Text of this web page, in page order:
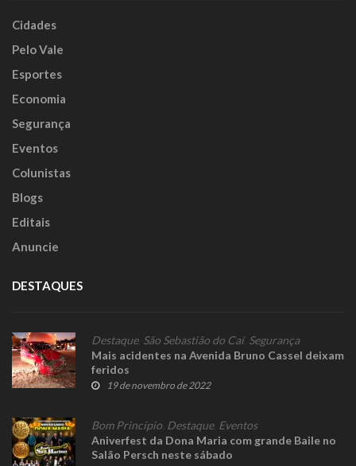
Cidades
Pelo Vale
Esportes
Economia
Segurança
Eventos
Colunistas
Blogs
Editais
Anuncie
DESTAQUES
Destaque, São Sebastião do Caí, Segurança
Mais acidentes na Avenida Bruno Cassel deixam
feridos
19 de novembro de 2022
Bom Princípio Destaque, Eventos
Aniverfest da Dona Maria com grande Baile no
Salão Persch neste sábado